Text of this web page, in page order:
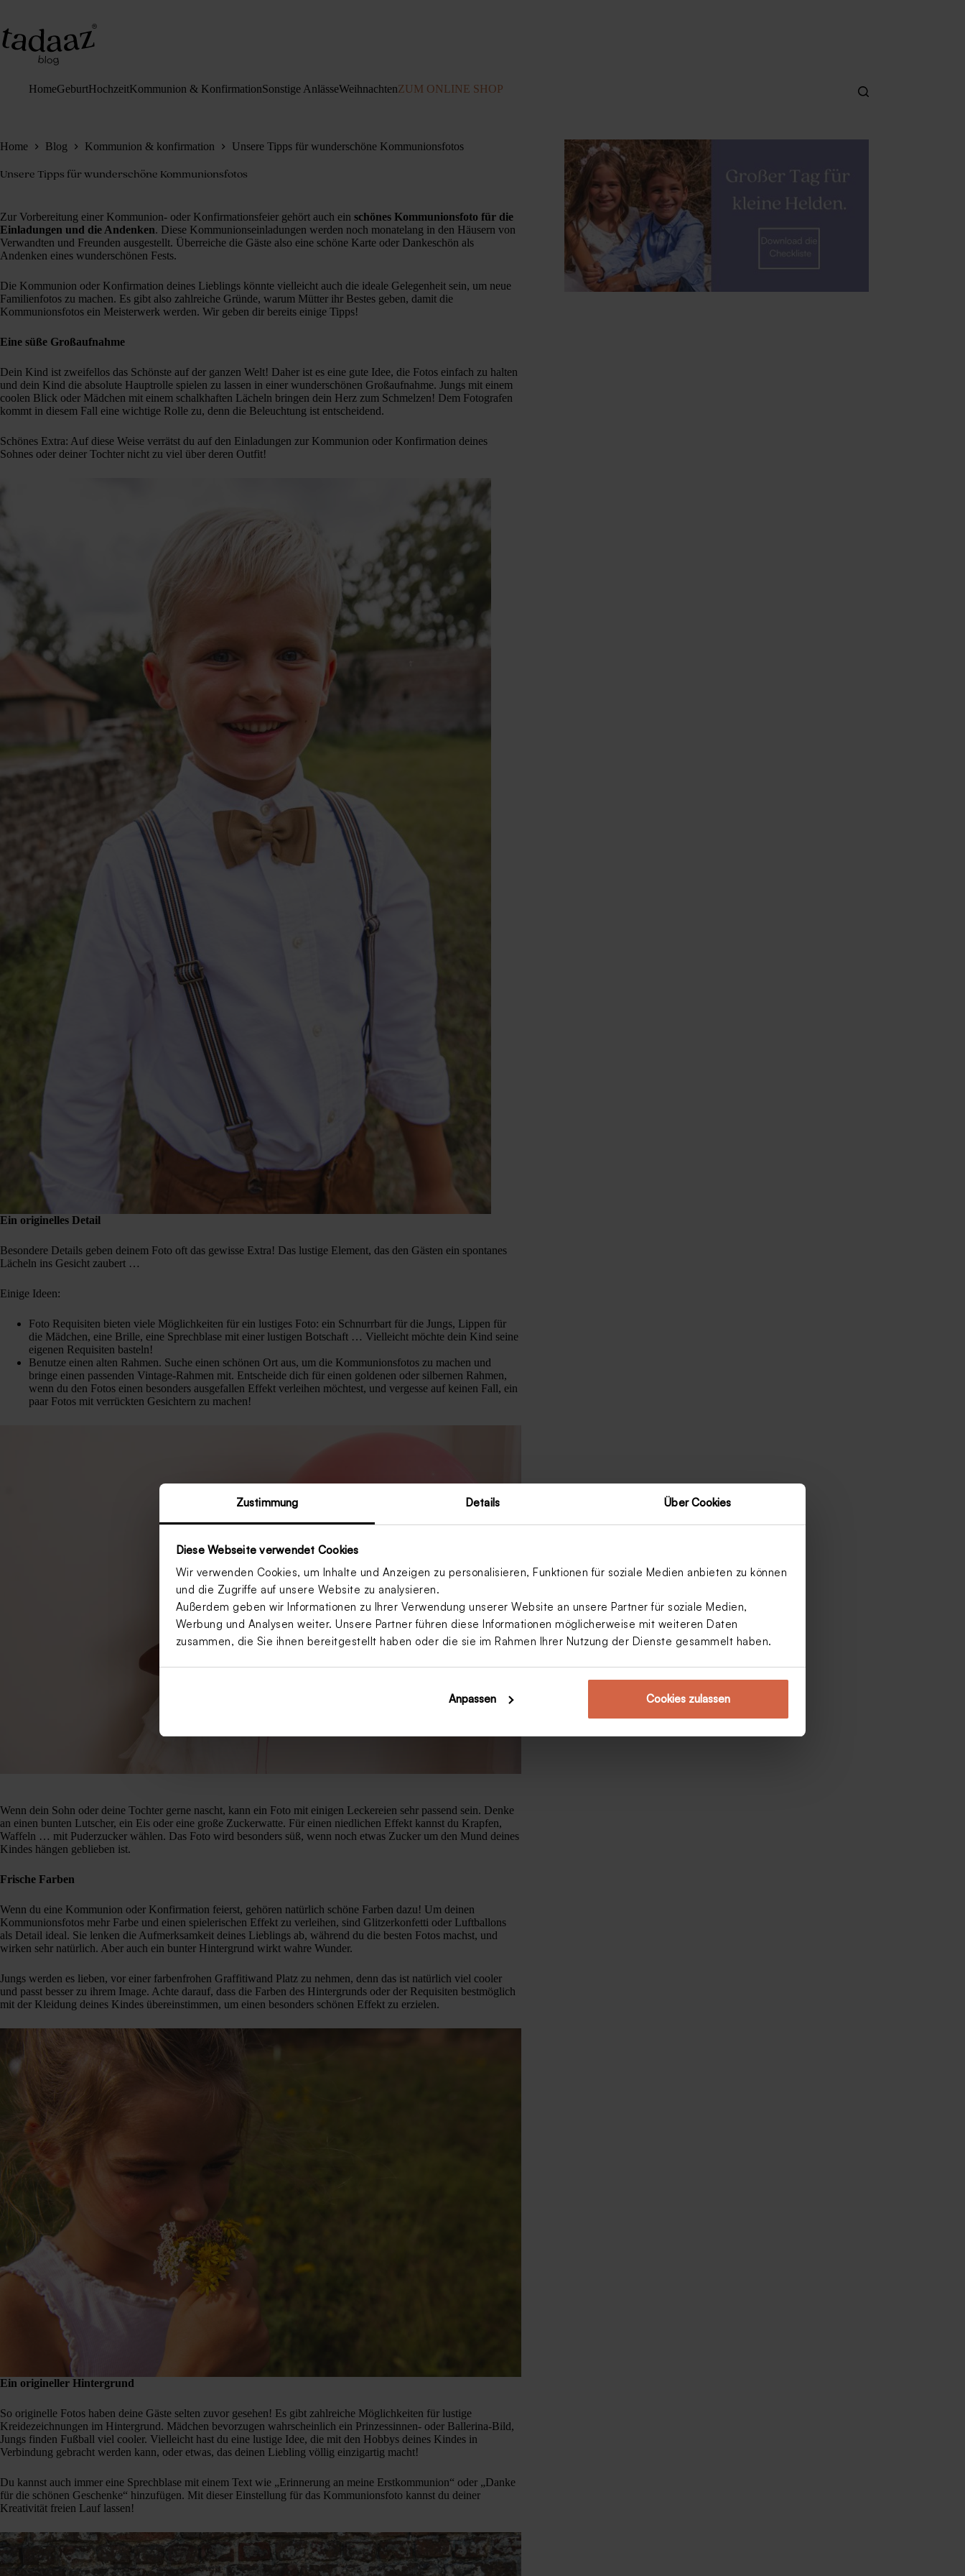
Zustimmung Details Über Cookies
Diese Webseite verwendet Cookies
Wir verwenden Cookies, um Inhalte und Anzeigen zu personalisieren, Funktionen für soziale Medien anbieten zu können
und die Zugriffe auf unsere Website zu analysieren.
Außerdem geben wir Informationen zu Ihrer Verwendung unserer Website an unsere Partner für soziale Medien,
Werbung und Analysen weiter. Unsere Partner führen diese Informationen möglicherweise mit weiteren Daten
zusammen, die Sie ihnen bereitgestellt haben oder die sie im Rahmen Ihrer Nutzung der Dienste gesammelt haben.
Anpassen Cookies zulassen
springen
HomeGeburtHochzeitKommunion & KonfirmationSonstige AnlässeWeihnachtenZUM ONLINE SHOP
Home Blog Kommunion & konfirmation Unsere Tipps für wunderschöne Kommunionsfotos
Unsere Tipps für wunderschöne Kommunionsfotos
Zur Vorbereitung einer Kommunion- oder Konfirmationsfeier gehört auch ein schönes Kommunionsfoto für die
Einladungen und die Andenken. Diese Kommunionseinladungen werden noch monatelang in den Häusern von
Verwandten und Freunden ausgestellt. Überreiche die Gäste also eine schöne Karte oder Dankeschön als
Andenken eines wunderschönen Fests.
Die Kommunion oder Konfirmation deines Lieblings könnte vielleicht auch die ideale Gelegenheit sein, um neue
Familienfotos zu machen. Es gibt also zahlreiche Gründe, warum Mütter ihr Bestes geben, damit die
Kommunionsfotos ein Meisterwerk werden. Wir geben dir bereits einige Tipps!
Eine süße Großaufnahme
Dein Kind ist zweifellos das Schönste auf der ganzen Welt! Daher ist es eine gute Idee, die Fotos einfach zu halten
und dein Kind die absolute Hauptrolle spielen zu lassen in einer wunderschönen Großaufnahme. Jungs mit einem
coolen Blick oder Mädchen mit einem schalkhaften Lächeln bringen dein Herz zum Schmelzen! Dem Fotografen
kommt in diesem Fall eine wichtige Rolle zu, denn die Beleuchtung ist entscheidend.
Schönes Extra: Auf diese Weise verrätst du auf den Einladungen zur Kommunion oder Konfirmation deines
Sohnes oder deiner Tochter nicht zu viel über deren Outfit!
Ein originelles Detail
Besondere Details geben deinem Foto oft das gewisse Extra! Das lustige Element, das den Gästen ein spontanes
Lächeln ins Gesicht zaubert …
Einige Ideen:
Foto Requisiten bieten viele Möglichkeiten für ein lustiges Foto: ein Schnurrbart für die Jungs, Lippen für
die Mädchen, eine Brille, eine Sprechblase mit einer lustigen Botschaft … Vielleicht möchte dein Kind seine
eigenen Requisiten basteln!
Benutze einen alten Rahmen. Suche einen schönen Ort aus, um die Kommunionsfotos zu machen und
bringe einen passenden Vintage-Rahmen mit. Entscheide dich für einen goldenen oder silbernen Rahmen,
wenn du den Fotos einen besonders ausgefallen Effekt verleihen möchtest, und vergesse auf keinen Fall, ein
paar Fotos mit verrückten Gesichtern zu machen!
Wenn dein Sohn oder deine Tochter gerne nascht, kann ein Foto mit einigen Leckereien sehr passend sein. Denke
an einen bunten Lutscher, ein Eis oder eine große Zuckerwatte. Für einen niedlichen Effekt kannst du Krapfen,
Waffeln … mit Puderzucker wählen. Das Foto wird besonders süß, wenn noch etwas Zucker um den Mund deines
Kindes hängen geblieben ist.
Frische Farben
Wenn du eine Kommunion oder Konfirmation feierst, gehören natürlich schöne Farben dazu! Um deinen
Kommunionsfotos mehr Farbe und einen spielerischen Effekt zu verleihen, sind Glitzerkonfetti oder Luftballons
als Detail ideal. Sie lenken die Aufmerksamkeit deines Lieblings ab, während du die besten Fotos machst, und
wirken sehr natürlich. Aber auch ein bunter Hintergrund wirkt wahre Wunder.
Jungs werden es lieben, vor einer farbenfrohen Graffitiwand Platz zu nehmen, denn das ist natürlich viel cooler
und passt besser zu ihrem Image. Achte darauf, dass die Farben des Hintergrunds oder der Requisiten bestmöglich
mit der Kleidung deines Kindes übereinstimmen, um einen besonders schönen Effekt zu erzielen.
Ein origineller Hintergrund
So originelle Fotos haben deine Gäste selten zuvor gesehen! Es gibt zahlreiche Möglichkeiten für lustige
Kreidezeichnungen im Hintergrund. Mädchen bevorzugen wahrscheinlich ein Prinzessinnen- oder Ballerina-Bild,
Jungs finden Fußball viel cooler. Vielleicht hast du eine lustige Idee, die mit den Hobbys deines Kindes in
Verbindung gebracht werden kann, oder etwas, das deinen Liebling völlig einzigartig macht!
Du kannst auch immer eine Sprechblase mit einem Text wie „Erinnerung an meine Erstkommunion“ oder „Danke
für die schönen Geschenke“ hinzufügen. Mit dieser Einstellung für das Kommunionsfoto kannst du deiner
Kreativität freien Lauf lassen!